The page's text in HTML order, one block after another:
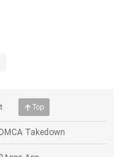
Top
DMCA Takedown